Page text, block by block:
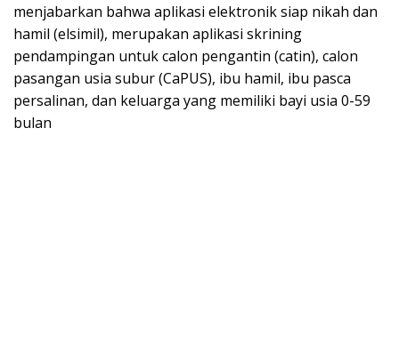
menjabarkan bahwa aplikasi elektronik siap nikah dan
hamil (elsimil), merupakan aplikasi skrining
pendampingan untuk calon pengantin (catin), calon
pasangan usia subur (CaPUS), ibu hamil, ibu pasca
persalinan, dan keluarga yang memiliki bayi usia 0-59
bulan